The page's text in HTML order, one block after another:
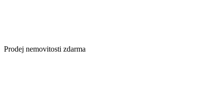
Prodej nemovitosti zdarma